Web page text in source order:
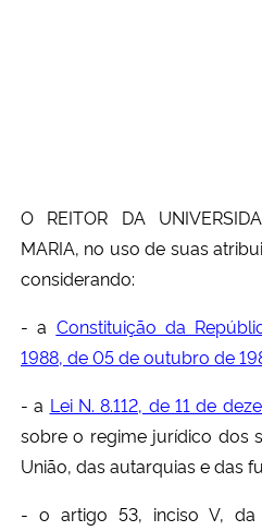
O REITOR DA
MARIA, no uso de suas
considerando:
- a Constituição da
1988, de 05 de outubro de
- a Lei N. 8.112, de 11 de
sobre o regime jurídico dos
União, das autarquias e das
- o artigo 53, inciso V, da